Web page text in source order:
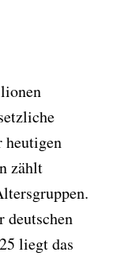
heutigen
zählt
deutschen
liegt das